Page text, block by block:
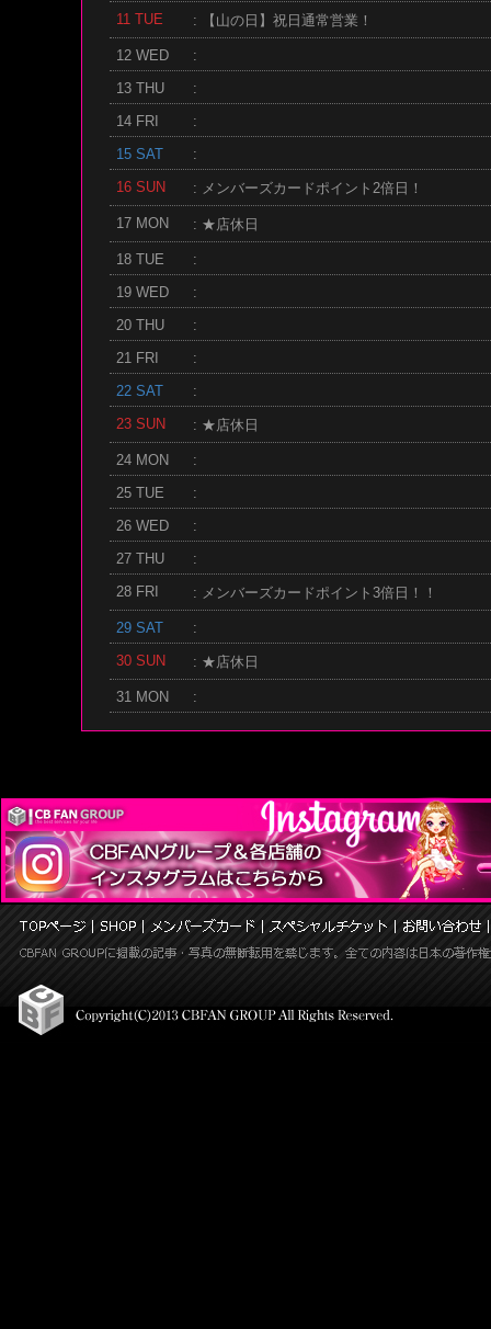
11 TUE
: 【山の日】祝日通常営業！
12 WED
:
13 THU
:
14 FRI
:
15 SAT
:
16 SUN
: メンバーズカードポイント2倍日！
17 MON : ★店休日
18 TUE
:
19 WED
:
20 THU
:
21 FRI
:
22 SAT
:
23 SUN
: ★店休日
24 MON
:
25 TUE
:
26 WED
:
27 THU
:
28 FRI
: メンバーズカードポイント3倍日！！
29 SAT
:
30 SUN
: ★店休日
31 MON :